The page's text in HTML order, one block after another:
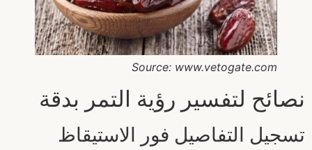
Source: www.vetogate.com
نصائح لتفسير رؤية التمر بدقة
تسجيل التفاصيل فور الاستيقاظ